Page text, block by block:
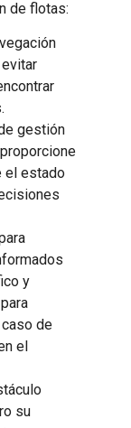
de flotas:
gestión
el estado
y
de
el
su